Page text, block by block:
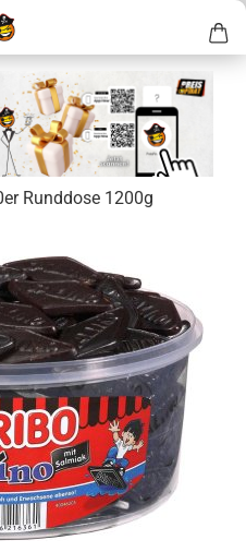
Rund­do­se 1200g